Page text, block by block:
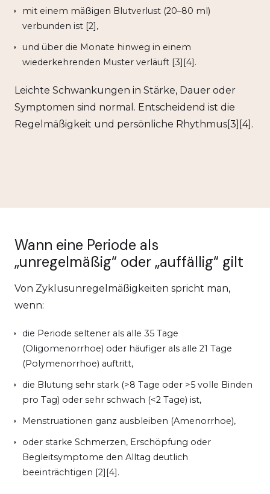
mit einem mäßigen Blutverlust (20–80 ml)
verbunden ist [2],
und über die Monate hinweg in einem
wiederkehrenden Muster verläuft [3][4].
Leichte Schwankungen in Stärke, Dauer oder
Symptomen sind normal. Entscheidend ist die
Regelmäßigkeit und persönliche Rhythmus[3][4].
Wann eine Periode als
„unregelmäßig“ oder „auffällig“ gilt
Von Zyklusunregelmäßigkeiten spricht man,
wenn:
die Periode seltener als alle 35 Tage
(Oligomenorrhoe) oder häufiger als alle 21 Tage
(Polymenorrhoe) auftritt,
die Blutung sehr stark (>8 Tage oder >5 volle Binden
pro Tag) oder sehr schwach (<2 Tage) ist,
Menstruationen ganz ausbleiben (Amenorrhoe),
oder starke Schmerzen, Erschöpfung oder
Begleitsymptome den Alltag deutlich
beeinträchtigen [2][4].